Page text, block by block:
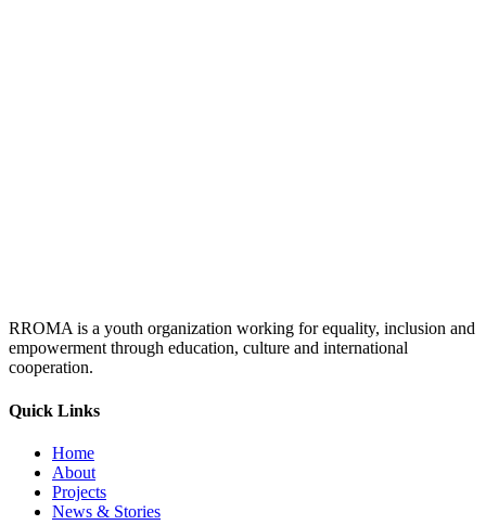
RROMA is a youth organization working for equality, inclusion and
empowerment through education, culture and international
cooperation.
Quick Links
Home
About
Projects
News & Stories